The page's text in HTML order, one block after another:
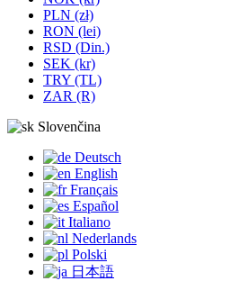
PLN (zł)
RON (lei)
RSD (Din.)
SEK (kr)
TRY (TL)
ZAR (R)
Slovenčina
Deutsch
English
Français
Español
Italiano
Nederlands
Polski
日本語